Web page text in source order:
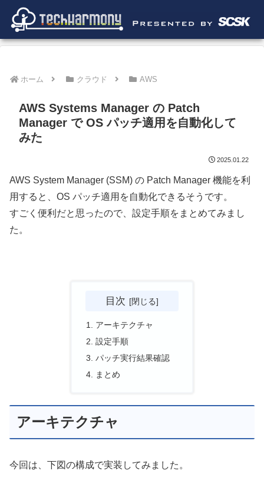
ホーム クラウド AWS
AWS Systems Manager の Patch
Manager で OS パッチ適用を自動化して
みた
2025.01.22
AWS System Manager (SSM) の Patch Manager 機能を利
用すると、OS パッチ適用を自動化できるそうです。
すごく便利だと思ったので、設定手順をまとめてみまし
た。
目次
アーキテクチャ
設定手順
パッチ実行結果確認
まとめ
アーキテクチャ
今回は、下図の構成で実装してみました。